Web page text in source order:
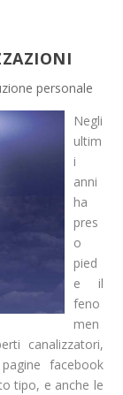
personale
Negli
ultim
i
anni
ha
pres
o
pied
e il
feno
men
canalizzatori,
facebook
tipo, e anche le